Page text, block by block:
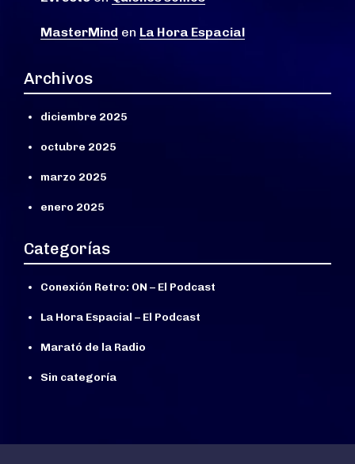
MasterMind en La Hora Espacial
Archivos
diciembre 2025
octubre 2025
marzo 2025
enero 2025
Categorías
Conexión Retro: ON – El Podcast
La Hora Espacial – El Podcast
Marató de la Radio
Sin categoría